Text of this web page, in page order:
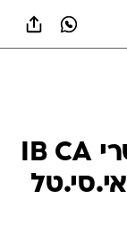
בנק ההשקעות האוסטרי IB CA